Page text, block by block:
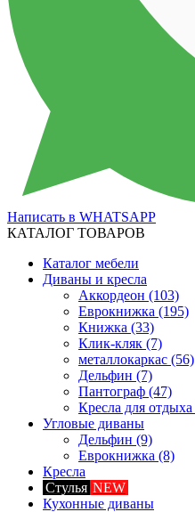
Написать в WHATSAPP
КАТАЛОГ ТОВАРОВ
Каталог мебели
Диваны и кресла
Аккордеон (103)
Еврокнижка (195)
Книжка (33)
Клик-кляк (7)
металлокаркас (56)
Дельфин (7)
Пантограф (47)
Кресла для отдыха
Угловые диваны
Дельфин (9)
Еврокнижка (8)
Кресла
Стулья NEW
Кухонные диваны